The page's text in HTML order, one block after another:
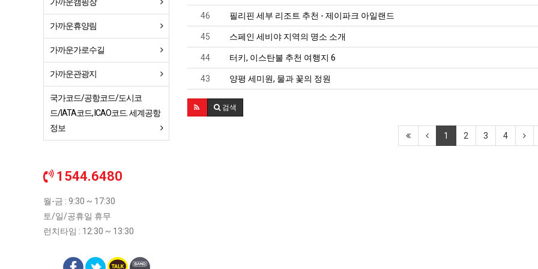
46 필리핀 세부 리조트 추천 - 제이파크 아일랜드
45 스페인 세비야 지역의 명소 소개
44 터키, 이스탄불 추천 여행지 6
43 양평 세미원, 물과 꽃의 정원
검색
1 2 3 4
가까운휴양림
가까운가로수길
가까운관광지
국가코드/공항코드/도시코
드/IATA코드, ICAO코드. 세계공항
정보
1544.6480
월-금 : 9:30 ~ 17:30
토/일/공휴일 휴무
런치타임 : 12:30 ~ 13:30